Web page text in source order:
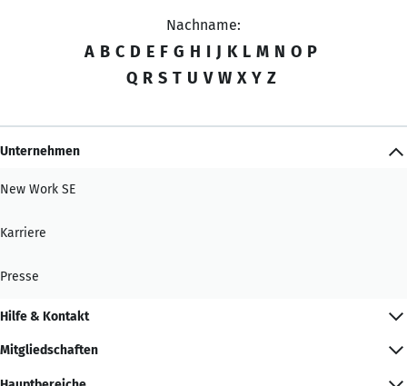
Nachname:
A B C D E F G H I J K L M N O P
Q R S T U V W X Y Z
Unternehmen
New Work SE
Karriere
Presse
Hilfe & Kontakt
Mitgliedschaften